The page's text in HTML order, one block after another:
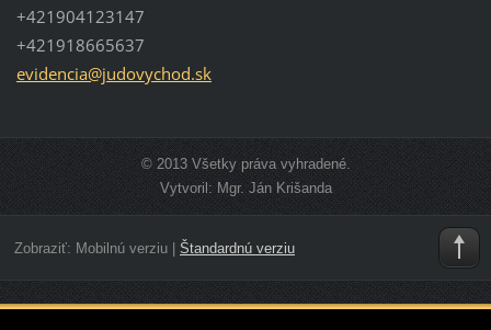
+421904123147
+421918665637
evidencia@judovychod.sk
© 2013 Všetky práva vyhradené.
Vytvoril: Mgr. Ján Krišanda
Zobraziť: Mobilnú verziu| Štandardnú verziu